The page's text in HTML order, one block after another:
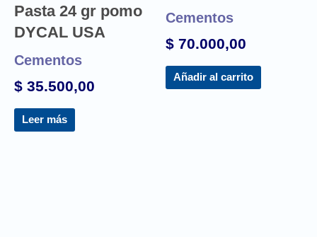
Pasta 24 gr pomo
DYCAL USA
Cementos
$ 35.500,00
Leer más
Cementos
$ 70.000,00
Añadir al carrito